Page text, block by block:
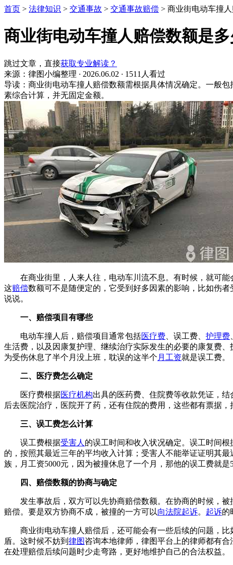
首页 > 法律知识 > 交通事故 > 交通事故赔偿 > 商业街电动车撞
商业街电动车撞人赔偿数额是
跳过文章，直接获取专业解读？
来源：律图小编整理 · 2026.06.02 · 1511人看过
导读：商业街电动车撞人赔偿数额需根据具体情况确定。一般
素综合计算，并无固定金额。
在商业街里，人来人往，电动车川流不息。有时候，就可能
这赔偿数额可不是随便定的，它受到好多因素的影响，比如伤
说说。
一、赔偿项目有哪些
电动车撞人后，赔偿项目通常包括医疗费 、误工费、 护理费
生活费，以及因康复护理、继续治疗实际发生的必要的康复费
为受伤休息了半个月没上班，耽误的这半个 月工资就是误工费。
二、医疗费怎么确定
医疗费根据医疗机构出具的医药费、住院费等收款凭证，结
后去医院治疗，医院开了药，还有住院的费用，这些都有票据
三、误工费怎么计算
误工费根据受害人 的误工时间和收入状况确定。误工时间
的，按照其最近三年的平均收入计算；受害人不能举证证明其
族，月工资5000元，因为被撞休息了一个月，那他的误工费就
四、赔偿数额的协商与确定
发生事故后，双方可以先协商赔偿数额。在协商的时候，
赔偿。要是双方协商不成，被撞的一方可以向法院起诉。 起诉的
商业街电动车撞人赔偿后，还可能会有一些后续的问题，
盾。这时候不妨到 律图咨询本地律师，律图平台上的律师都有
在处理赔偿后续问题时少走弯路，更好地维护自己的合法权益。